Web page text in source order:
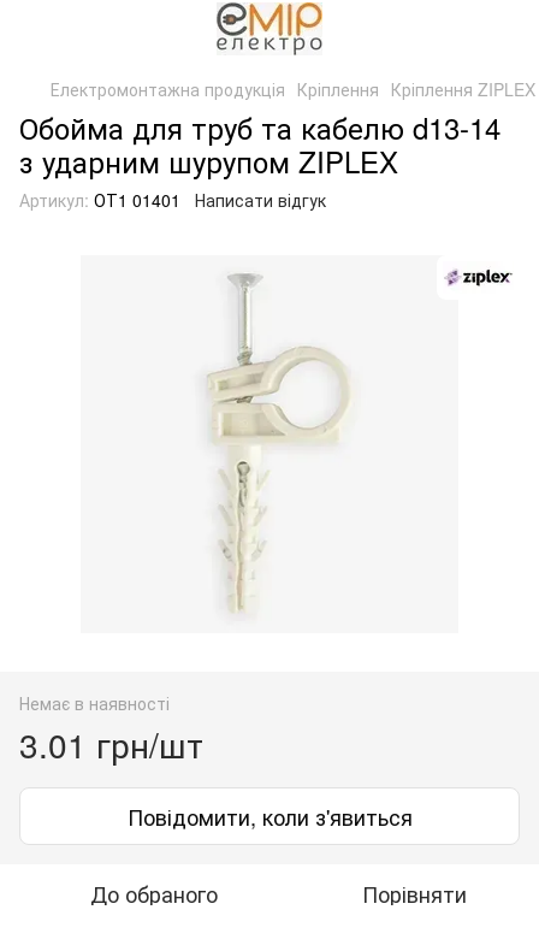
Електромонтажна продукція Кріплення Кріплення ZIPLEX
Обойма для труб та кабелю d13-14
з ударним шурупом ZIPLEX
Артикул: ОТ1 01401 Написати відгук
Немає в наявності
3.01 грн/шт
Повідомити, коли з'явиться
До обраного Порівняти